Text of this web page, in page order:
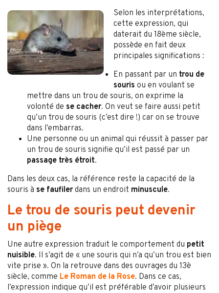
Selon les interprétations,
cette expression, qui
daterait du 18ème siècle,
possède en fait deux
principales significations :
En passant par un trou de
souris ou en voulant se
mettre dans un trou de souris, on exprime la
volonté de se cacher. On veut se faire aussi petit
qu’un trou de souris (c’est dire !) car on se trouve
dans l’embarras.
Une personne ou un animal qui réussit à passer par
un trou de souris signifie qu’il est passé par un
passage très étroit.
Dans les deux cas, la référence reste la capacité de la
souris à se faufiler dans un endroit minuscule.
Le trou de souris peut devenir
un piège
Une autre expression traduit le comportement du petit
nuisible. Il s’agit de « une souris qui n’a qu’un trou est bien
vite prise ». On la retrouve dans des ouvrages du 13è
siècle, comme Le Roman de la Rose. Dans ce cas,
l’expression indique qu’il est préférable d’avoir plusieurs